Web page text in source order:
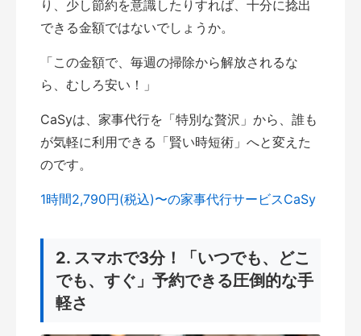
り、少し節約を意識したりすれば、十分に捻出
できる金額ではないでしょうか。
「この金額で、毎週の掃除から解放されるな
ら、むしろ安い！」
CaSyは、家事代行を「特別な贅沢」から、誰も
が気軽に利用できる「賢い時短術」へと変えた
のです。
1時間2,790円(税込)〜の家事代行サービスCaSy
2. スマホで3分！「いつでも、どこ
でも、すぐ」予約できる圧倒的な手
軽さ